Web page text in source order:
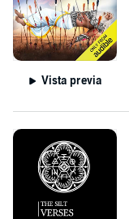
Vista previa